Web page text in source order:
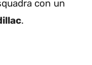
con un
.